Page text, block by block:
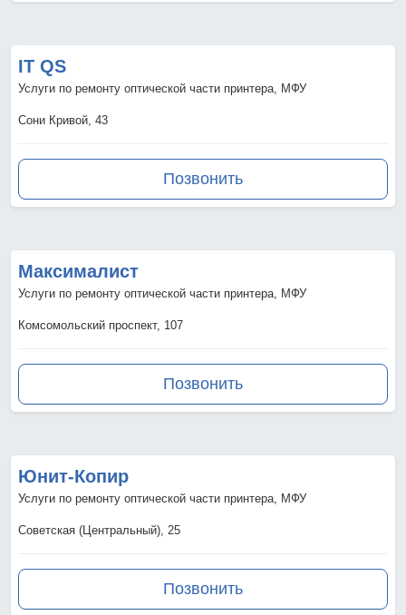
IT QS
Услуги по ремонту оптической части принтера, МФУ
Сони Кривой, 43
Позвонить
Максималист
Услуги по ремонту оптической части принтера, МФУ
Комсомольский проспект, 107
Позвонить
Юнит-Копир
Услуги по ремонту оптической части принтера, МФУ
Советская (Центральный), 25
Позвонить